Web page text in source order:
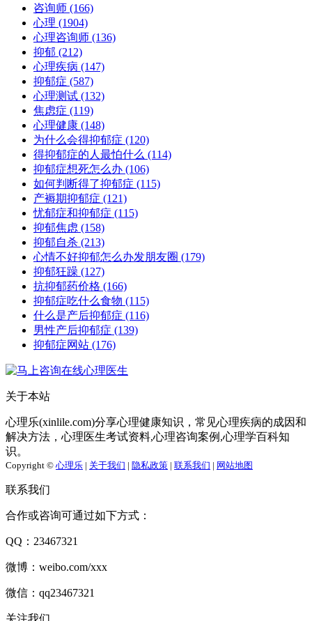
咨询师 (166)
心理 (1904)
心理咨询师 (136)
抑郁 (212)
心理疾病 (147)
抑郁症 (587)
心理测试 (132)
焦虑症 (119)
心理健康 (148)
为什么会得抑郁症 (120)
得抑郁症的人最怕什么 (114)
抑郁症想死怎么办 (106)
如何判断得了抑郁症 (115)
产褥期抑郁症 (121)
忧郁症和抑郁症 (115)
抑郁焦虑 (158)
抑郁自杀 (213)
心情不好抑郁怎么办发朋友圈 (179)
抑郁狂躁 (127)
抗抑郁药价格 (166)
抑郁症吃什么食物 (115)
什么是产后抑郁症 (116)
男性产后抑郁症 (139)
抑郁症网站 (176)
关于本站
心理乐(xinlile.com)分享心理健康知识，常见心理疾病的成因和
解决方法，心理医生考试资料,心理咨询案例,心理学百科知
识。
Copyright © 心理乐 | 关于我们 | 隐私政策 | 联系我们 | 网站地图
联系我们
合作或咨询可通过如下方式：
QQ：23467321
微博：weibo.com/xxx
微信：qq23467321
关注我们